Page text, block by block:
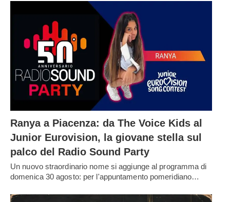
Ranya a Piacenza: da The Voice Kids al
Junior Eurovision, la giovane stella sul
palco del Radio Sound Party
Un nuovo straordinario nome si aggiunge al programma di
domenica 30 agosto: per l'appuntamento pomeridiano…